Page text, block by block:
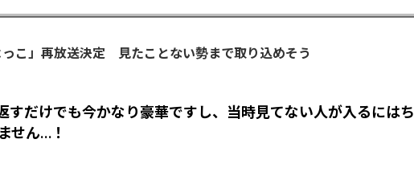
こ」再放送決定 見たことない勢まで取り込めそう
すだけでも今かなり豪華ですし、当時見てない人が入るにはち
せん…！